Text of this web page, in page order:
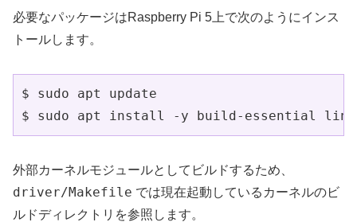
必要なパッケージはRaspberry Pi 5上で次のようにインス
トールします。
$ sudo apt update
$ sudo apt install -y build-essential
外部カーネルモジュールとしてビルドするため、
driver/Makefile では現在起動しているカーネルのビ
ルドディレクトリを参照します。